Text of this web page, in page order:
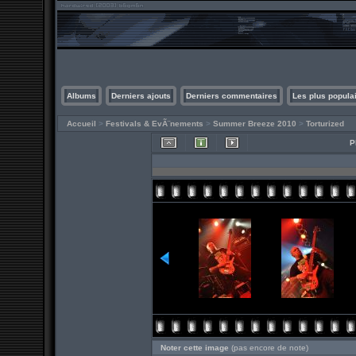
Albums Derniers ajouts Derniers commentaires Les plus
Accueil > Festivals & EvÃ¨nements > Summer Breeze 2010 > Torturized
Noter cette image (pas encore de note)